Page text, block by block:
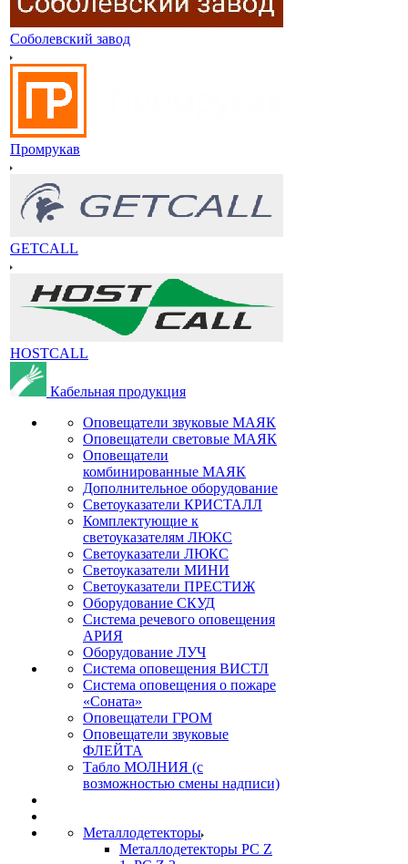
Соболевский завод
Промрукав
GETCALL
HOSTCALL
Кабельная продукция
Оповещатели звуковые МАЯК
Оповещатели световые МАЯК
Оповещатели
комбинированные МАЯК
Дополнительное оборудование
Светоуказатели КРИСТАЛЛ
Комплектующие к
светоуказателям ЛЮКС
Светоуказатели ЛЮКС
Светоуказатели МИНИ
Светоуказатели ПРЕСТИЖ
Оборудование СКУД
Система речевого оповещения
АРИЯ
Оборудование ЛУЧ
Система оповещения ВИСТЛ
Система оповещения о пожаре
«Соната»
Оповещатели ГРОМ
Оповещатели звуковые
ФЛЕЙТА
Табло МОЛНИЯ (с
возможностью смены надписи)
Металлодетекторы
Металлодетекторы РС Z